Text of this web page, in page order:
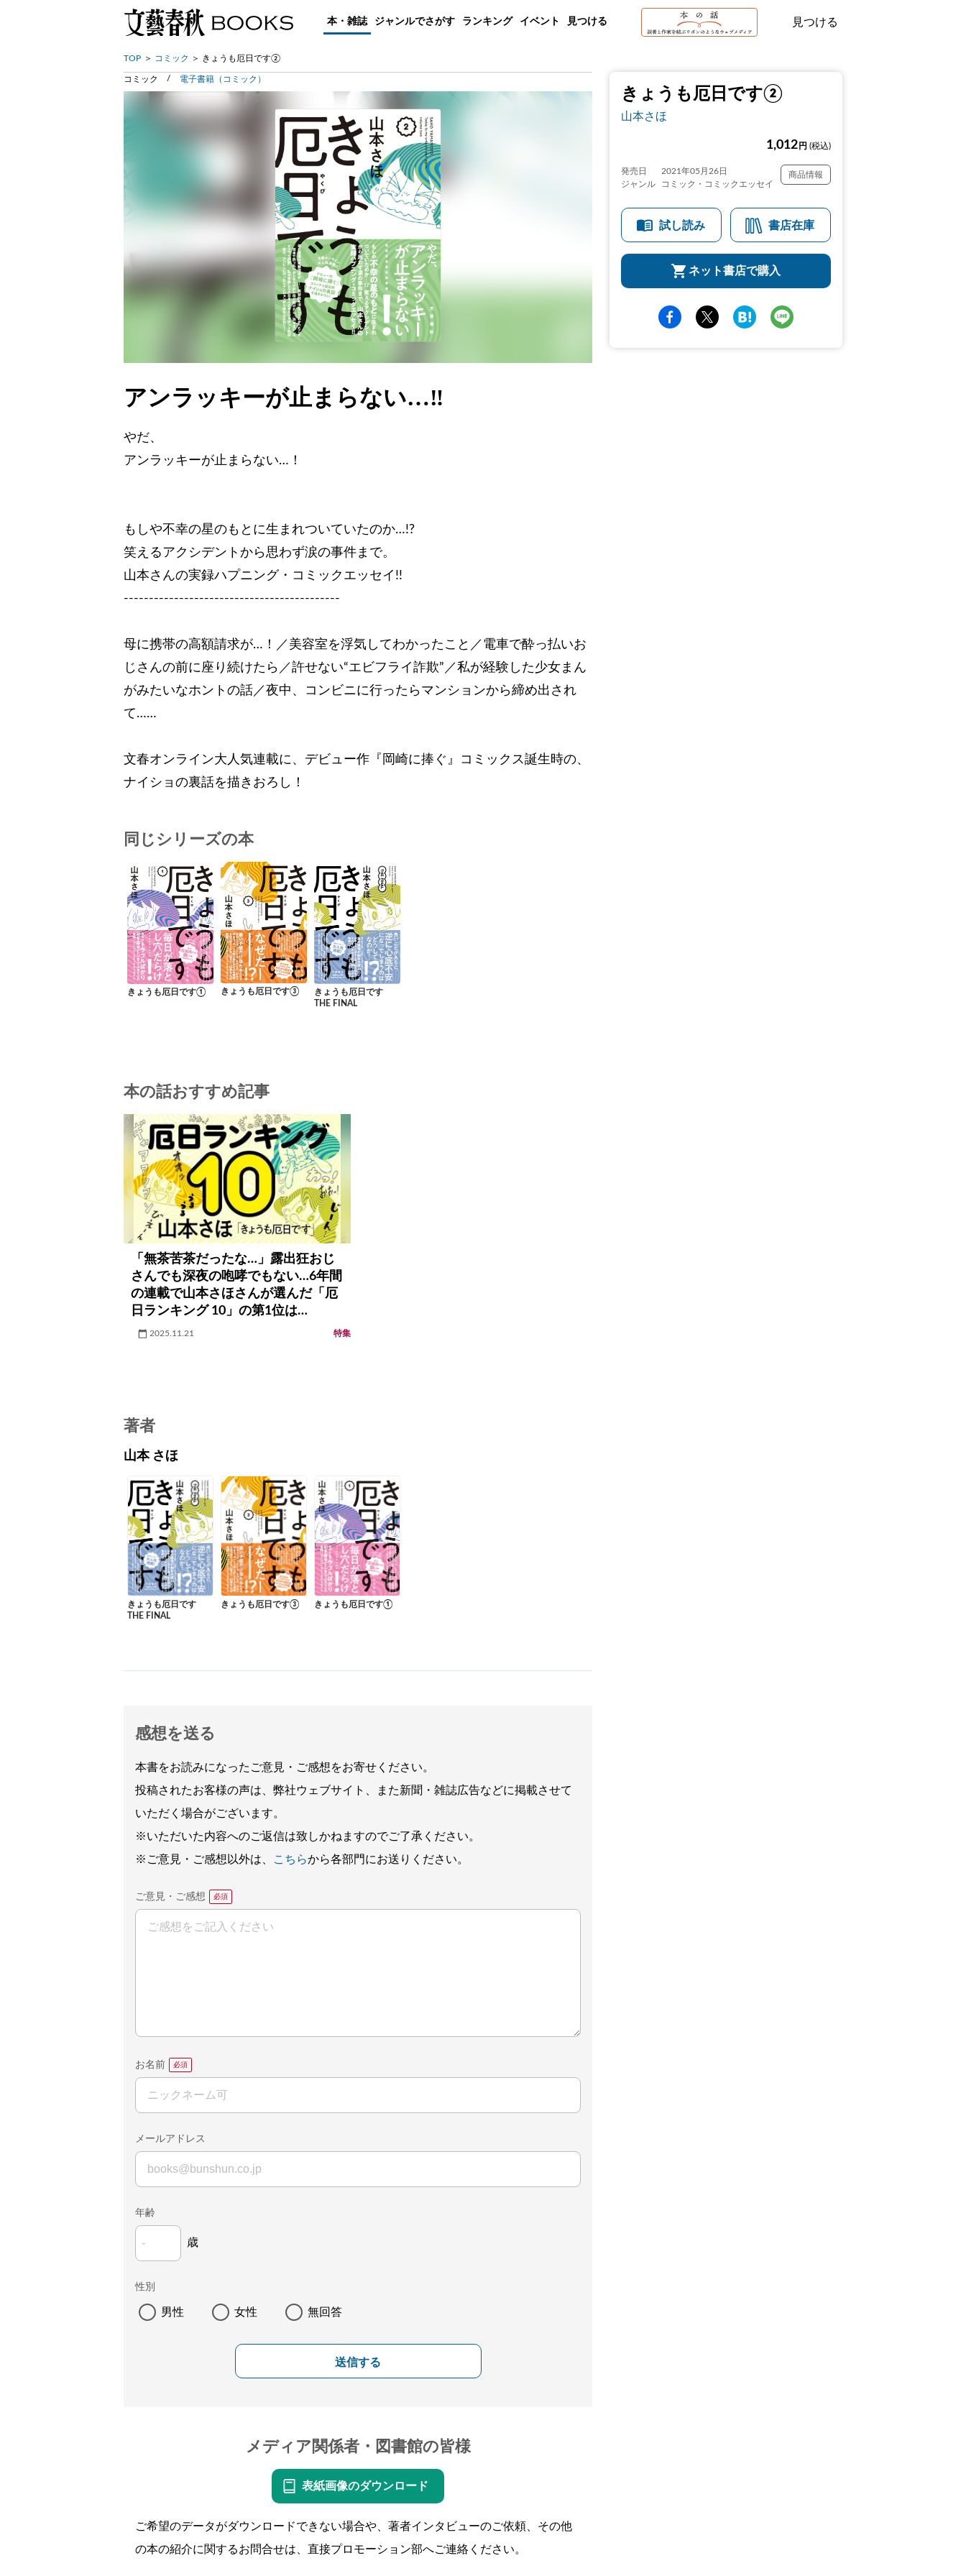
本・雑誌 ジャンルでさがす ランキング イベント 見つける 見つける
TOP コミック きょうも厄日です②
きょうも厄日です②
山本さほ
1,012 円 (税込)
発売日
2021年05月26日
ジャンル
コミック・コミックエッセイ
商品情報
試し読み 書店在庫
ネット書店で購入
コミック 電子書籍（コミック）
アンラッキーが止まらない…‼
やだ、
アンラッキーが止まらない…！
もしや不幸の星のもとに生まれついていたのか…!?
笑えるアクシデントから思わず涙の事件まで。
山本さんの実録ハプニング・コミックエッセイ!!
-------------------------------------------
母に携帯の高額請求が…！／美容室を浮気してわかったこと／電車で酔っ払いお
じさんの前に座り続けたら／許せない“エビフライ詐欺”／私が経験した少女まん
がみたいなホントの話／夜中、コンビニに行ったらマンションから締め出され
て……
文春オンライン大人気連載に、デビュー作『岡崎に捧ぐ』コミックス誕生時の、
ナイショの裏話を描きおろし！
同じシリーズの本
きょうも厄日です① きょうも厄日です③
きょうも厄日です
THE FINAL
本の話おすすめ記事
「無茶苦茶だったな…」露出狂おじ
さんでも深夜の咆哮でもない…6年間
の連載で山本さほさんが選んだ「厄
日ランキング 10」の第1位は…
2025.11.21 特集
著者
山本 さほ
きょうも厄日です
THE FINAL
きょうも厄日です③ きょうも厄日です①
感想を送る
本書をお読みになったご意見・ご感想をお寄せください。
投稿されたお客様の声は、弊社ウェブサイト、また新聞・雑誌広告などに掲載させて
いただく場合がございます。
※いただいた内容へのご返信は致しかねますのでご了承ください。
※ご意見・ご感想以外は、
こちらから各部門にお送りください。
ご意見・ご感想
お名前
メールアドレス
年齢
歳
性別
男性 女性 無回答
送信する
メディア関係者・図書館の皆様
表紙画像のダウンロード
ご希望のデータがダウンロードできない場合や、著者インタビューのご依頼、その他
の本の紹介に関するお問合せは、直接プロモーション部へご連絡ください。